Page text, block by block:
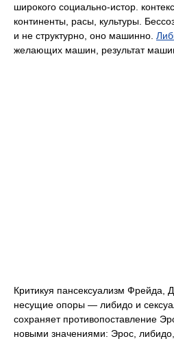
широкого социально-истор.
континенты, расы, культуры.
и не структурно, оно машинно.
желающих машин, результат
Критикуя пансексуализм Фрейда,
несущие опоры — либидо и
сохраняет противопоставление
новыми значениями: Эрос,